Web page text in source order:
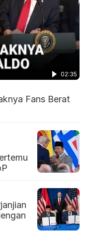
02:35
Fans Berat